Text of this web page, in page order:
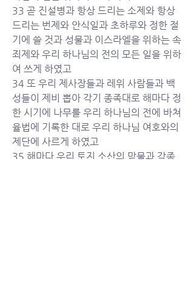
33 곧 진설병과 항상 드리는 소제와 항상
드리는 번제와 안식일과 초하루와 정한 절
기에 쓸 것과 성물과 이스라엘을 위하는 속
죄제와 우리 하나님의 전의 모든 일을 위하
여 쓰게 하였고
34 또 우리 제사장들과 레위 사람들과 백
성들이 제비 뽑아 각기 종족대로 해마다 정
한 시기에 나무를 우리 하나님의 전에 바쳐
율법에 기록한 대로 우리 하나님 여호와의
제단에 사르게 하였고
35 해마다 우리 토지 소산의 맏물과 각종